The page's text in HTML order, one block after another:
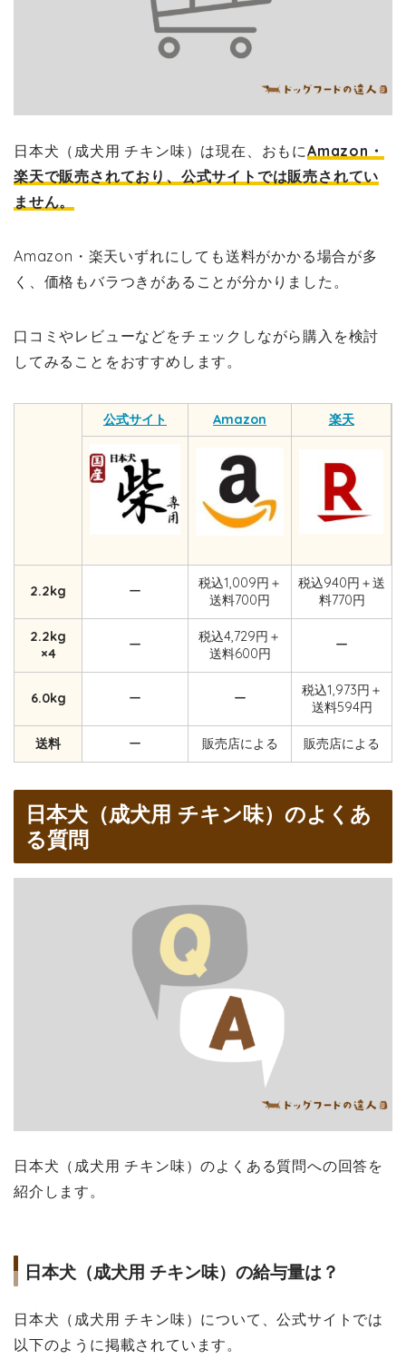
日本犬（成犬用 チキン味）は現在、おもにAmazon・
楽天で販売されており、公式サイトでは販売されてい
ません。
Amazon・楽天いずれにしても送料がかかる場合が多
く、価格もバラつきがあることが分かりました。
口コミやレビューなどをチェックしながら購入を検討
してみることをおすすめします。
公式サイト Amazon 楽天
2.2kg ー
税込1,009円＋
送料700円
税込940円＋送
料770円
2.2kg
×4
ー
税込4,729円＋
送料600円
ー
6.0kg ー ー
税込1,973円＋
送料594円
送料 ー 販売店による 販売店による
日本犬（成犬用 チキン味）のよくあ
る質問
日本犬（成犬用 チキン味）のよくある質問への回答を
紹介します。
日本犬（成犬用 チキン味）の給与量は？
日本犬（成犬用 チキン味）について、公式サイトでは
以下のように掲載されています。